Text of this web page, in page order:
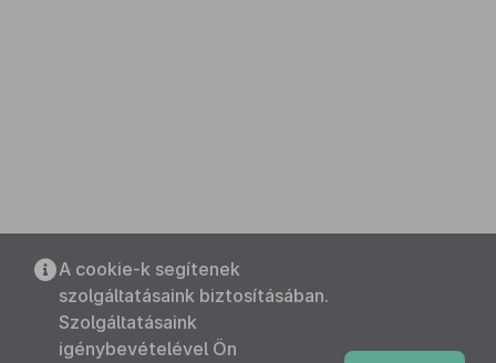
A cookie-k segítenek
szolgáltatásaink biztosításában.
Szolgáltatásaink
igénybevételével Ön